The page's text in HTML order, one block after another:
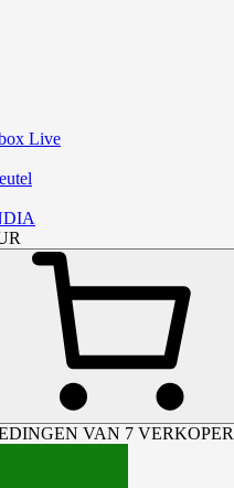
Live
VAN 7